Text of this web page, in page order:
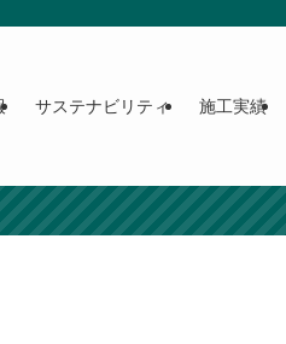
サステナビリティ 施工実績